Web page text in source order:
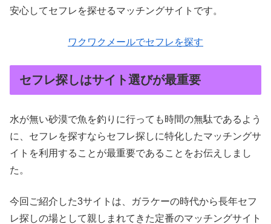
安心してセフレを探せるマッチングサイトです。
ワクワクメールでセフレを探す
セフレ探しはサイト選びが最重要
水が無い砂漠で魚を釣りに行っても時間の無駄であるよう
に、セフレを探すならセフレ探しに特化したマッチングサ
イトを利用することが最重要であることをお伝えしまし
た。
今回ご紹介した3サイトは、ガラケーの時代から長年セフ
レ探しの場として親しまれてきた定番のマッチングサイト